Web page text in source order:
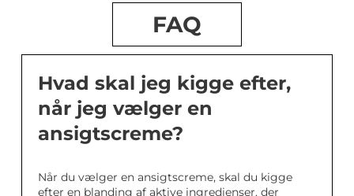
FAQ
Hvad skal jeg kigge efter,
når jeg vælger en
ansigtscreme?
Når du vælger en ansigtscreme, skal du kigge
efter en blanding af aktive ingredienser, der